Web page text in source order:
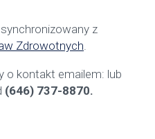
synchronizowany z
Zdrowotnych.
o kontakt emailem: lub
(646) 737-8870.